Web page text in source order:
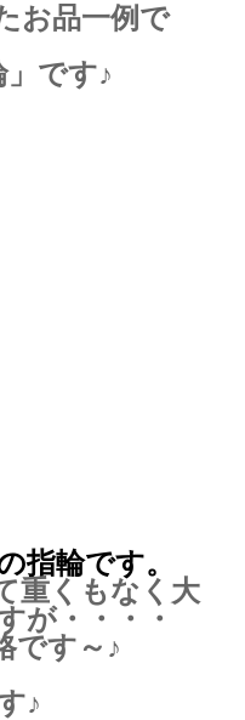
お品一例で
です♪
指輪です。
重くもなく大
が・・・・
です～♪
♪